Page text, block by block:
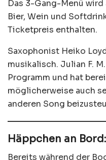
Das 3-Gang-Menü
Bier, Wein und
Ticketpreis enthalten.
Saxophonist Heiko
musikalisch. Julian F.
Programm und hat
möglicherweise auch
anderen Song
Häppchen an
Bereits während der